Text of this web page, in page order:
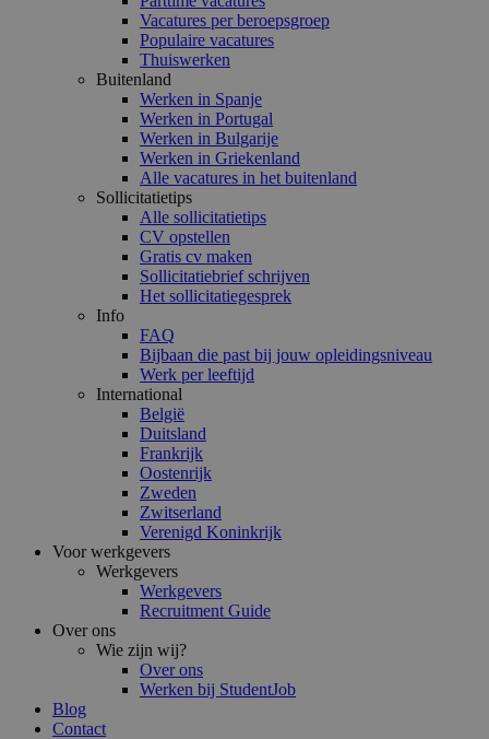
Vacatures per beroepsgroep
Populaire vacatures
Thuiswerken
Buitenland
Werken in Spanje
Werken in Portugal
Werken in Bulgarije
Werken in Griekenland
Alle vacatures in het buitenland
Sollicitatietips
Alle sollicitatietips
CV opstellen
Gratis cv maken
Sollicitatiebrief schrijven
Het sollicitatiegesprek
Info
FAQ
Bijbaan die past bij jouw opleidingsniveau
Werk per leeftijd
International
België
Duitsland
Frankrijk
Oostenrijk
Zweden
Zwitserland
Verenigd Koninkrijk
Voor werkgevers
Werkgevers
Werkgevers
Recruitment Guide
Over ons
Wie zijn wij?
Over ons
Werken bij StudentJob
Blog
Contact